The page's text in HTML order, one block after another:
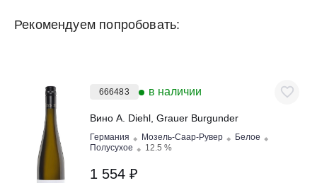
Рекомендуем попробовать:
666483 в наличии
Вино A. Diehl, Grauer Burgunder
Германия Мозель-Саар-Рувер
Белое
Полусухое
12.5 %
1 554 ₽